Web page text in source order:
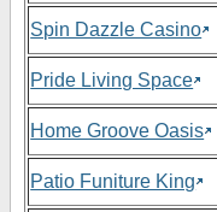
Spin Dazzle Casino
Pride Living Space
Home Groove Oasis
Patio Funiture King